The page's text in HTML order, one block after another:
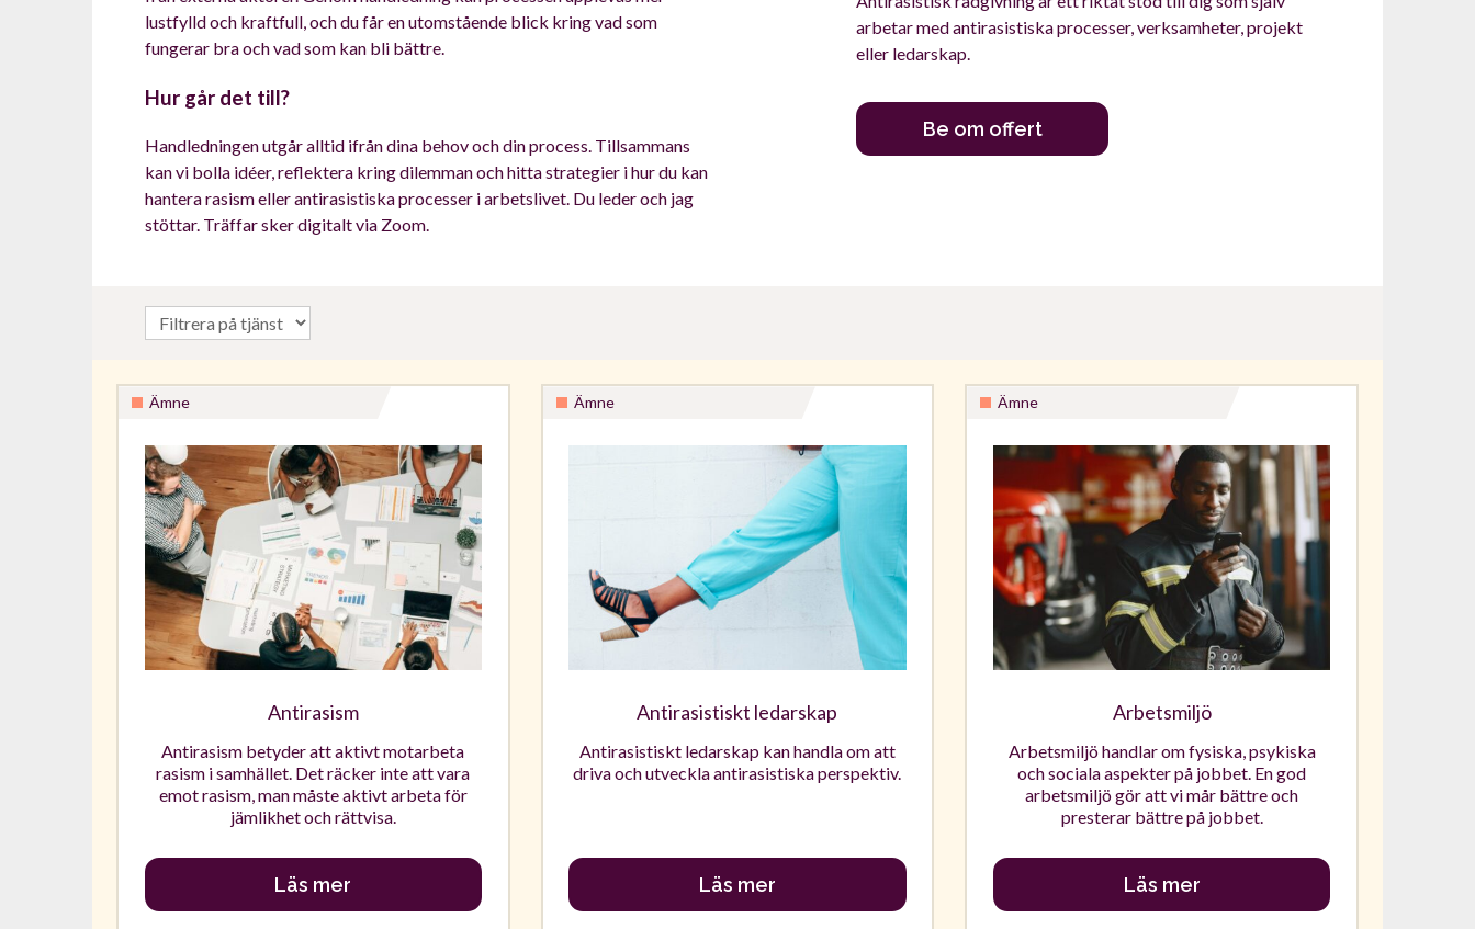
arbetar med antirasistiska processer, verksamheter, projekt
eller ledarskap.
Be om offert
lustfylld och kraftfull, och du får en utomstående blick kring vad som
fungerar bra och vad som kan bli bättre.
Hur går det till?
Handledningen utgår alltid ifrån dina behov och din process. Tillsammans
kan vi bolla idéer, reflektera kring dilemman och hitta strategier i hur du kan
hantera rasism eller antirasistiska processer i arbetslivet. Du leder och jag
stöttar. Träffar sker digitalt via Zoom.
Ämne
Antirasism
Antirasism betyder att aktivt motarbeta
rasism i samhället. Det räcker inte att vara
emot rasism, man måste aktivt arbeta för
jämlikhet och rättvisa.
Läs mer
Ämne
Antirasistiskt ledarskap
Antirasistiskt ledarskap kan handla om att
driva och utveckla antirasistiska perspektiv.
Läs mer
Ämne
Arbetsmiljö
Arbetsmiljö handlar om fysiska, psykiska
och sociala aspekter på jobbet. En god
arbetsmiljö gör att vi mår bättre och
presterar bättre på jobbet.
Läs mer